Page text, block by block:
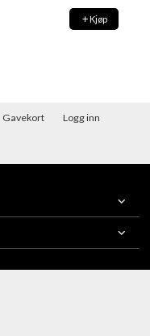
Kjøp
Gavekort Logg inn